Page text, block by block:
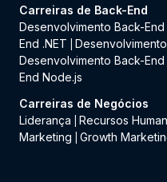
Carreiras de Back-End
Desenvolvimento Back-End
End .NET
Desenvolvimento Back-End
End Node.js
Carreiras de Negócios
Liderança
Recursos
Marketing
Growth